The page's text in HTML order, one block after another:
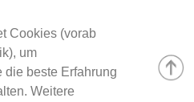
Cookies (vorab
um
beste Erfahrung
Weitere
Steve Madden
Zara